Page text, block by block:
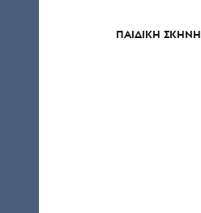
ΠΑΙΔΙΚΉ ΣΚΗΝΉ